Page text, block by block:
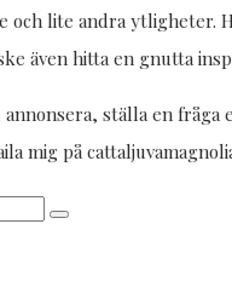
och lite andra ytligheter.
även hitta en gnutta
ställa en fråga
mig på